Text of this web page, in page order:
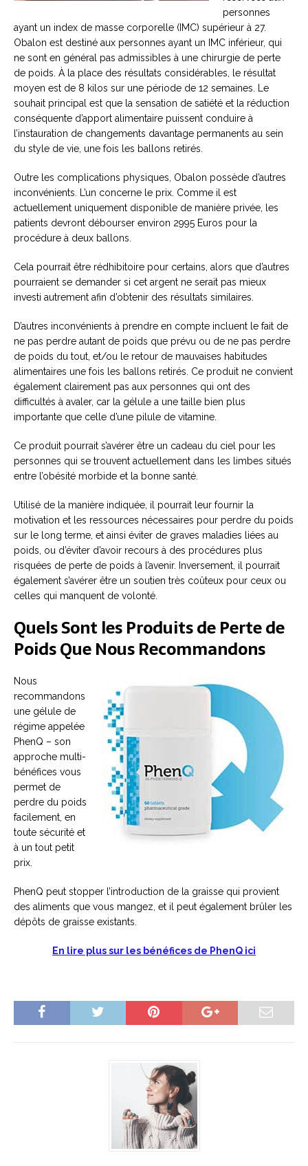
personnes
ayant un index de masse corporelle (IMC) supérieur à 27.
Obalon est destiné aux personnes ayant un IMC inférieur, qui
ne sont en général pas admissibles à une chirurgie de perte
de poids. À la place des résultats considérables, le résultat
moyen est de 8 kilos sur une période de 12 semaines. Le
souhait principal est que la sensation de satiété et la réduction
conséquente d’apport alimentaire puissent conduire à
l’instauration de changements davantage permanents au sein
du style de vie, une fois les ballons retirés.
Outre les complications physiques, Obalon possède d’autres
inconvénients. L’un concerne le prix. Comme il est
actuellement uniquement disponible de manière privée, les
patients devront débourser environ 2995 Euros pour la
procédure à deux ballons.
Cela pourrait être rédhibitoire pour certains, alors que d’autres
pourraient se demander si cet argent ne serait pas mieux
investi autrement afin d’obtenir des résultats similaires.
D’autres inconvénients à prendre en compte incluent le fait de
ne pas perdre autant de poids que prévu ou de ne pas perdre
de poids du tout, et/ou le retour de mauvaises habitudes
alimentaires une fois les ballons retirés. Ce produit ne convient
également clairement pas aux personnes qui ont des
difficultés à avaler, car la gélule a une taille bien plus
importante que celle d’une pilule de vitamine.
Ce produit pourrait s’avérer être un cadeau du ciel pour les
personnes qui se trouvent actuellement dans les limbes situés
entre l’obésité morbide et la bonne santé.
Utilisé de la manière indiquée, il pourrait leur fournir la
motivation et les ressources nécessaires pour perdre du poids
sur le long terme, et ainsi éviter de graves maladies liées au
poids, ou d’éviter d’avoir recours à des procédures plus
risquées de perte de poids à l’avenir. Inversement, il pourrait
également s’avérer être un soutien très coûteux pour ceux ou
celles qui manquent de volonté.
Quels Sont les Produits de Perte de
Poids Que Nous Recommandons
Nous
recommandons
une gélule de
régime appelée
PhenQ – son
approche multi-
bénéfices vous
permet de
perdre du poids
facilement, en
toute sécurité et
à un tout petit
prix.
PhenQ peut stopper l’introduction de la graisse qui provient
des aliments que vous mangez, et il peut également brûler les
dépôts de graisse existants.
En lire plus sur les bénéfices de PhenQ ici